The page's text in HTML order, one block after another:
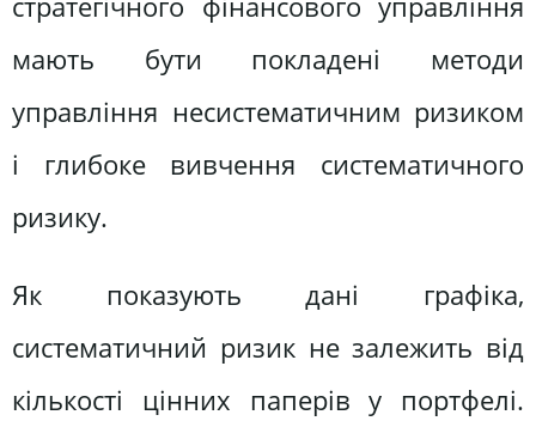
мають бути покладені методи
управління несистематичним ризиком
і глибоке вивчення систематичного
ризику.
Як показують дані графіка,
систематичний ризик не залежить від
кількості цінних паперів у портфелі.